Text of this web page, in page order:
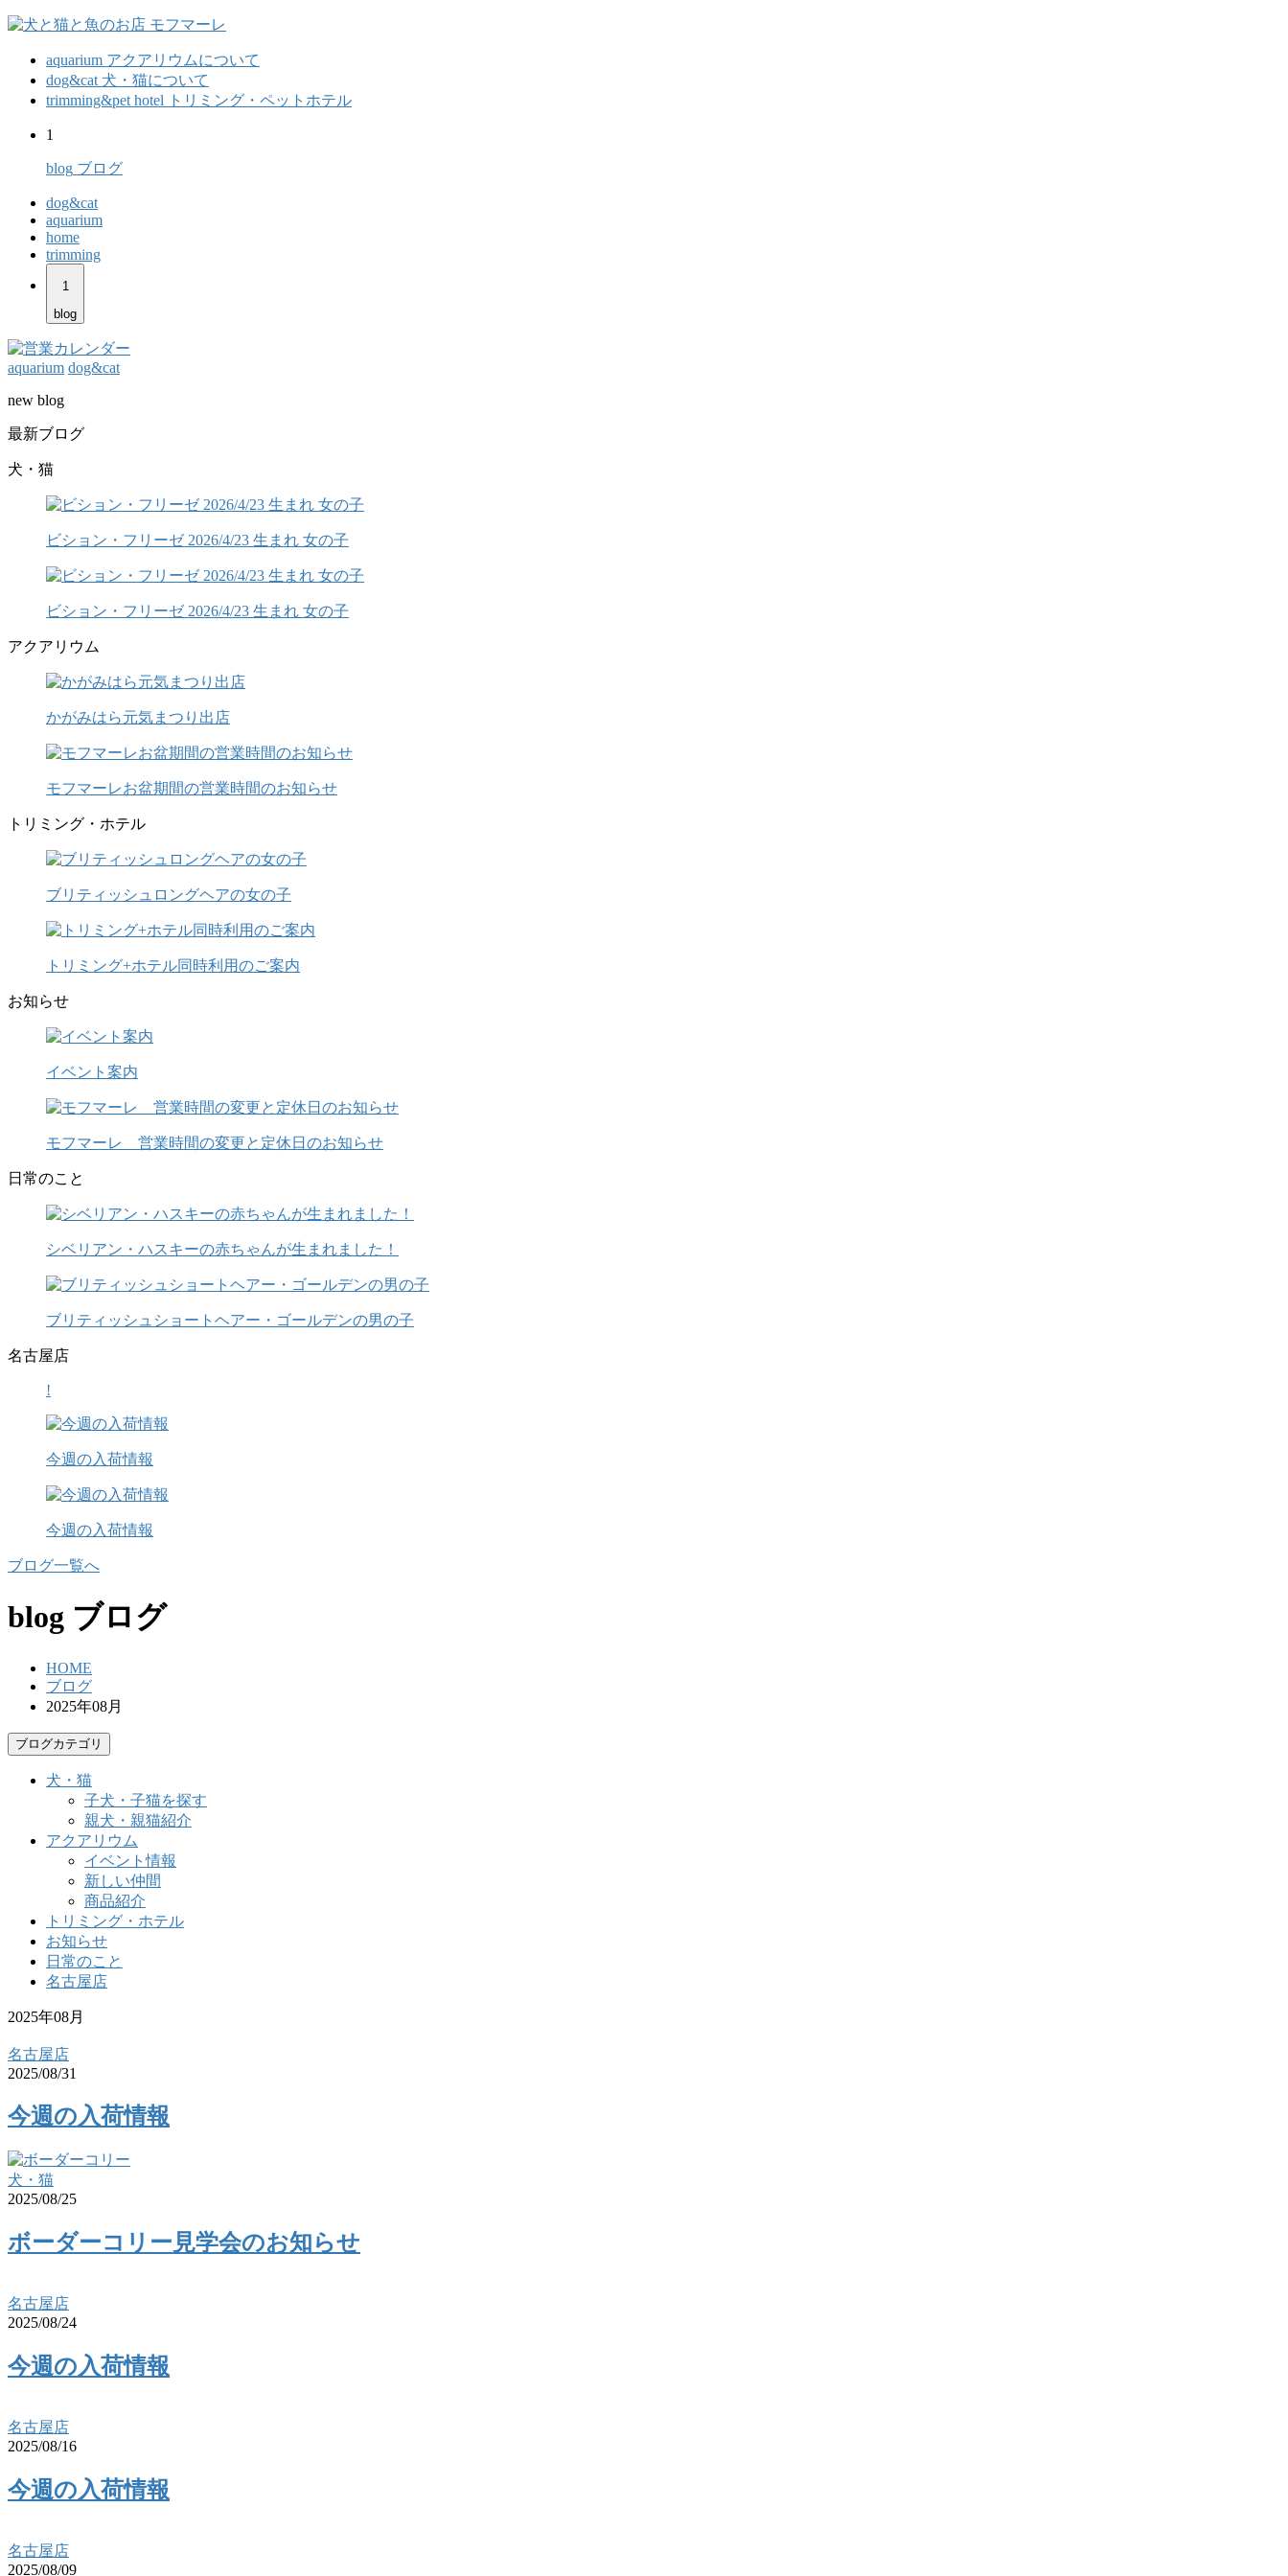
aquarium アクアリウムについて
dog&cat 犬・猫について
trimming&pet hotel
トリミング・ペットホテル
1
blog ブログ
dog&cat
aquarium
home
trimming
1
blog
aquarium dog&cat
new blog
最新ブログ
犬・猫
ビション・フリーゼ 2026/4/23 生まれ 女の子
ビション・フリーゼ 2026/4/23 生まれ 女の子
アクアリウム
かがみはら元気まつり出店
モフマーレお盆期間の営業時間のお知らせ
トリミング・ホテル
ブリティッシュロングヘアの女の子
トリミング+ホテル同時利用のご案内
お知らせ
イベント案内
モフマーレ 営業時間の変更と定休日のお知らせ
日常のこと
シベリアン・ハスキーの赤ちゃんが生まれました！
ブリティッシュショートヘアー・ゴールデンの男の子
名古屋店
!
今週の入荷情報
今週の入荷情報
ブログ一覧へ
blog ブログ
HOME
ブログ
2025年08月
ブログカテゴリ
犬・猫
子犬・子猫を探す
親犬・親猫紹介
アクアリウム
イベント情報
新しい仲間
商品紹介
トリミング・ホテル
お知らせ
日常のこと
名古屋店
2025年08月
名古屋店
2025/08/31
今週の入荷情報
犬・猫
2025/08/25
ボーダーコリー見学会のお知らせ
名古屋店
2025/08/24
今週の入荷情報
名古屋店
2025/08/16
今週の入荷情報
名古屋店
2025/08/09